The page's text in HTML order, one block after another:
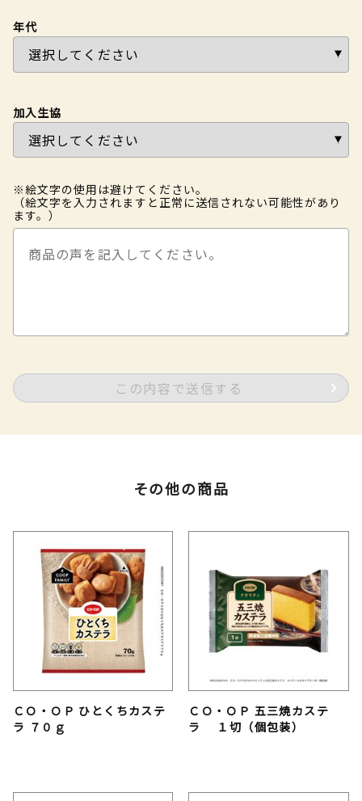
年代
加入生協
※絵文字の使用は避けてください。
（絵文字を入力されますと正常に送信されない可能性があり
ます。）
この内容で送信する
その他の商品
ＣＯ・ＯＰ ひとくちカステ
ラ ７０ｇ
ＣＯ・ＯＰ 五三焼カステ
ラ １切（個包装）